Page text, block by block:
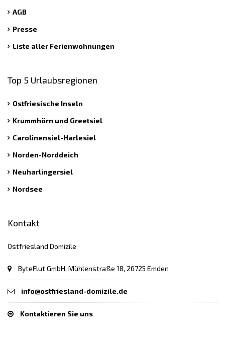
AGB
Presse
Liste aller Ferienwohnungen
Top 5 Urlaubsregionen
Ostfriesische Inseln
Krummhörn und Greetsiel
Carolinensiel-Harlesiel
Norden-Norddeich
Neuharlingersiel
Nordsee
Kontakt
Ostfriesland Domizile
ByteFlut GmbH, Mühlenstraße 18, 26725 Emden
info@ostfriesland-domizile.de
Kontaktieren Sie uns